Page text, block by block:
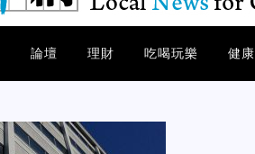
論壇 理財 吃喝玩樂 健康